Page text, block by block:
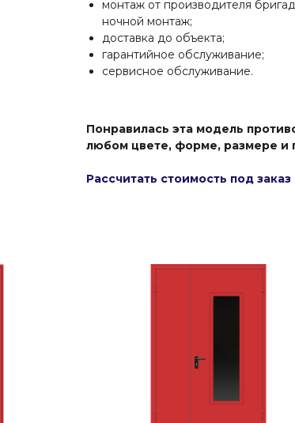
монтаж от производителя
ночной монтаж;
доставка до объекта;
гарантийное обслуживание;
сервисное обслуживание.
Понравилась эта модель
любом цвете, форме, размере и
Рассчитать стоимость под заказ